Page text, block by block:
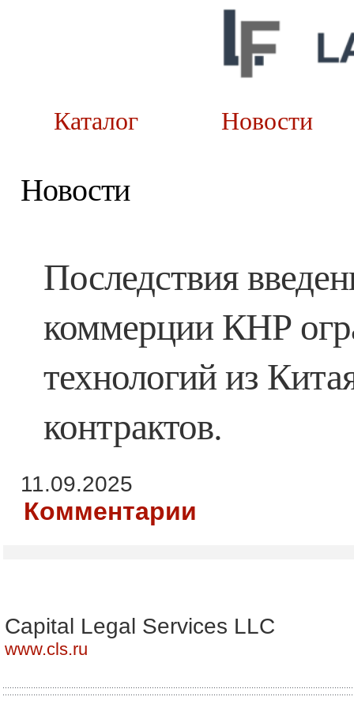
Каталог
Новости
Последствия
коммерции КНР
технологий из
контрактов.
11.09.2025
Комментарии
Capital Legal Services LLC
www.cls.ru